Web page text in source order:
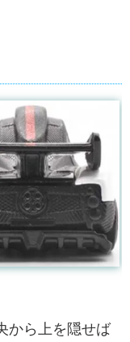
から上を隠せば